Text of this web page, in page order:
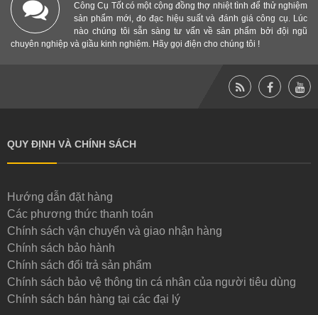
Công Cụ Tốt có một cộng đồng thợ nhiệt tình để thử nghiệm
sản phẩm mới, đo đạc hiệu suất và đánh giá công cụ. Lúc
nào chúng tôi sẵn sàng tư vấn về sản phẩm bởi đội ngũ
chuyên nghiệp và giầu kinh nghiệm. Hãy gọi điện cho chúng tôi !
QUY ĐỊNH VÀ CHÍNH SÁCH
Hướng dẫn đặt hàng
Các phương thức thanh toán
Chính sách vận chuyển và giao nhận hàng
Chính sách bảo hành
Chính sách đổi trả sản phẩm
Chính sách bảo vệ thông tin cá nhân của người tiêu dùng
Chính sách bán hàng tại các đại lý